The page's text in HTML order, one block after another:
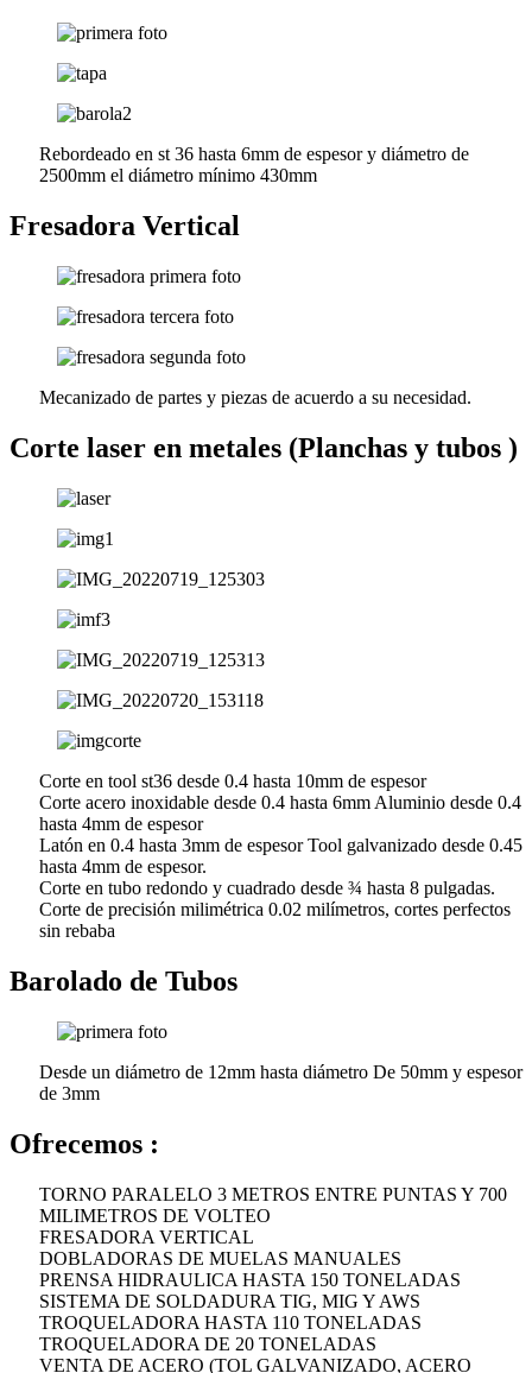
Rebordeado en st 36 hasta 6mm de espesor y diámetro de
2500mm el diámetro mínimo 430mm
Fresadora Vertical
Mecanizado de partes y piezas de acuerdo a su necesidad.
Corte laser en metales (Planchas y tubos )
Corte en tool st36 desde 0.4 hasta 10mm de espesor
Corte acero inoxidable desde 0.4 hasta 6mm Aluminio desde 0.4
hasta 4mm de espesor
Latón en 0.4 hasta 3mm de espesor Tool galvanizado desde 0.45
hasta 4mm de espesor.
Corte en tubo redondo y cuadrado desde ¾ hasta 8 pulgadas.
Corte de precisión milimétrica 0.02 milímetros, cortes perfectos
sin rebaba
Barolado de Tubos
Desde un diámetro de 12mm hasta diámetro De 50mm y espesor
de 3mm
Ofrecemos :
TORNO PARALELO 3 METROS ENTRE PUNTAS Y 700
MILIMETROS DE VOLTEO
FRESADORA VERTICAL
DOBLADORAS DE MUELAS MANUALES
PRENSA HIDRAULICA HASTA 150 TONELADAS
SISTEMA DE SOLDADURA TIG, MIG Y AWS
TROQUELADORA HASTA 110 TONELADAS
TROQUELADORA DE 20 TONELADAS
VENTA DE ACERO (TOL GALVANIZADO, ACERO